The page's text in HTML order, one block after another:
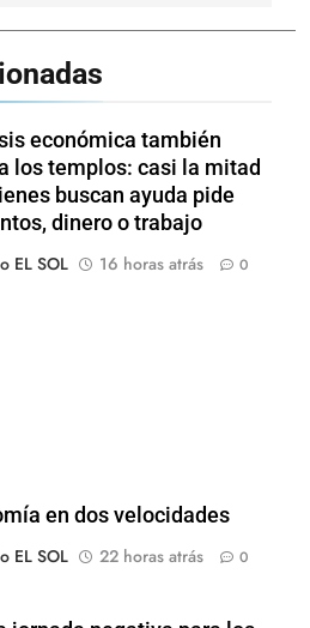
económica también
a los templos: casi la mitad
buscan ayuda pide
dinero o trabajo
EL SOL
16 horas atrás 0
en dos velocidades
EL SOL
22 horas atrás 0